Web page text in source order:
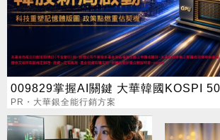
009829掌握AI關鍵 大華韓國KOSPI
PR・大華銀全能行銷方案